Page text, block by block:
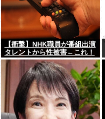
【衝撃】NHK職員が番組出演
タレントから性被害←これ！